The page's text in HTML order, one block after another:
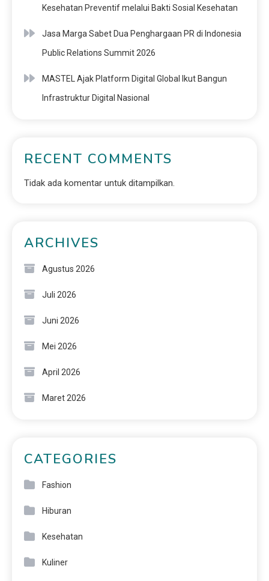
Kesehatan Preventif melalui Bakti Sosial Kesehatan
Jasa Marga Sabet Dua Penghargaan PR di Indonesia
Public Relations Summit 2026
MASTEL Ajak Platform Digital Global Ikut Bangun
Infrastruktur Digital Nasional
RECENT COMMENTS
Tidak ada komentar untuk ditampilkan.
ARCHIVES
Agustus 2026
Juli 2026
Juni 2026
Mei 2026
April 2026
Maret 2026
CATEGORIES
Fashion
Hiburan
Kesehatan
Kuliner